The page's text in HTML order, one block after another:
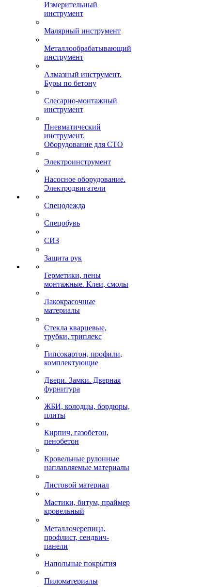
Измерительный
инструмент
Малярный инструмент
Металлообрабатывающий
инструмент
Алмазный инструмент.
Буры по бетону
Слесарно-монтажный
инструмент
Пневматический
инструмент.
Оборудование для СТО
Электроинструмент
Насосное оборудование.
Электродвигатели
Спецодежда
Спецобувь
СИЗ
Защита рук
Герметики, пены
монтажные. Клеи, смолы
Лакокрасочные
материалы
Стекла кварцевые,
трубки, триплекс
Гипсокартон, профили,
комплектующие
Двери. Замки. Дверная
фурнитура
ЖБИ, колодцы, бордюры,
плиты
Кирпич, газобетон,
пенобетон
Кровельные рулонные
наплавляемые материалы
Листовой материал
Мастики, битум, праймер
кровельный
Металлочерепица,
профлист, сендвич-
панели
Напольные покрытия
Пиломатериалы